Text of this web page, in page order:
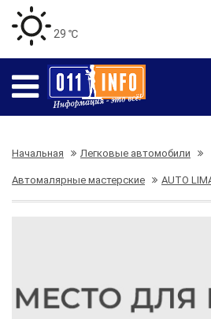
29 ℃
Начальная Легковые автомобили
Автомалярные мастерские AUTO